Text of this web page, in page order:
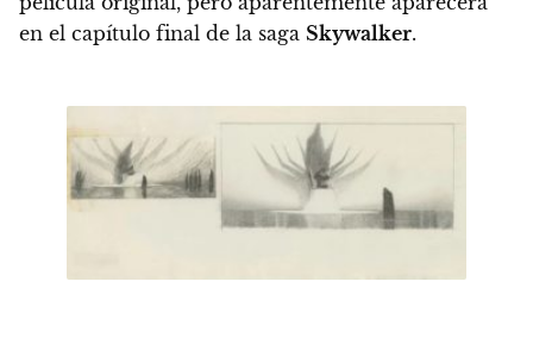
en el capítulo final de la saga Skywalker.